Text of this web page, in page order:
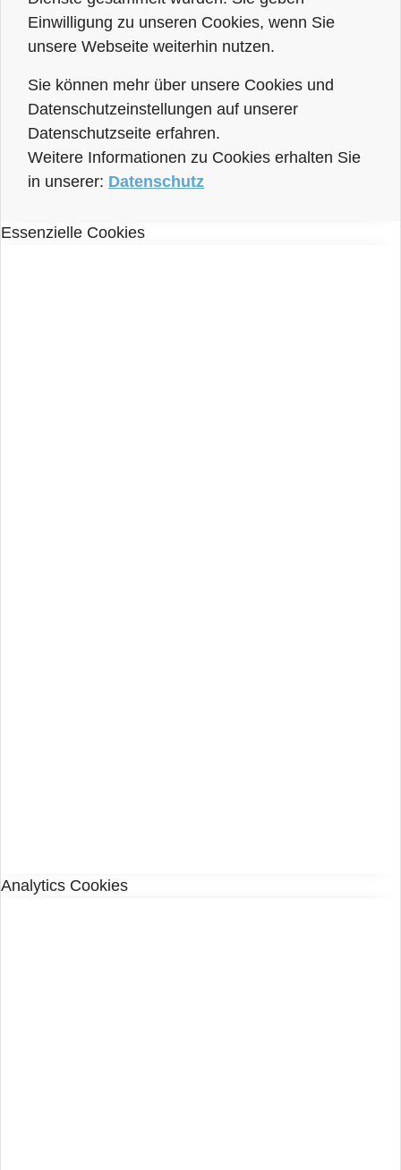
Einwilligung zu unseren Cookies, wenn Sie
unsere Webseite weiterhin nutzen.
Sie können mehr über unsere Cookies und
Datenschutzeinstellungen auf unserer
Datenschutzseite erfahren.
Weitere Informationen zu Cookies erhalten Sie
in unserer: Datenschutz
Essenzielle Cookies
Analytics Cookies